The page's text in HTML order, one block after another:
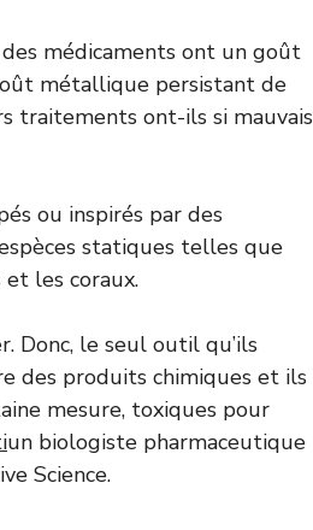
médicaments ont un goût
métallique persistant de
traitements ont-ils si mauvais
ou inspirés par des
statiques telles que
les coraux.
Donc, le seul outil qu’ils
des produits chimiques et ils
mesure, toxiques pour
un biologiste pharmaceutique
Science.